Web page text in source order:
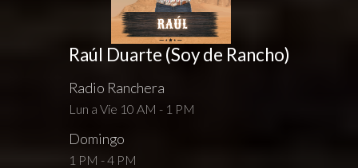
Raúl Duarte (Soy de Rancho)
Radio Ranchera
Lun a Vie 10 AM - 1 PM
Domingo
1 PM - 4 PM